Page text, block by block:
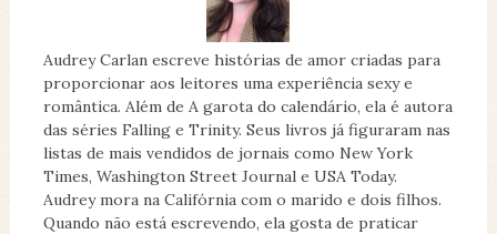
Audrey Carlan escreve histórias de amor criadas para
proporcionar aos leitores uma experiência sexy e
romântica. Além de A garota do calendário, ela é autora
das séries Falling e Trinity. Seus livros já figuraram nas
listas de mais vendidos de jornais como New York
Times, Washington Street Journal e USA Today.
Audrey mora na Califórnia com o marido e dois filhos.
Quando não está escrevendo, ela gosta de praticar